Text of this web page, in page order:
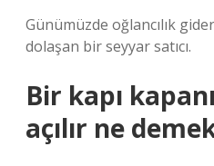
Günümüzde oğlancılık
dolaşan bir seyyar satıcı.
Bir kapı
açılır ne